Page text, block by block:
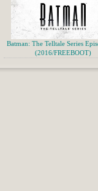
Batman: The Telltale Series
(2016/FREEBOOT)